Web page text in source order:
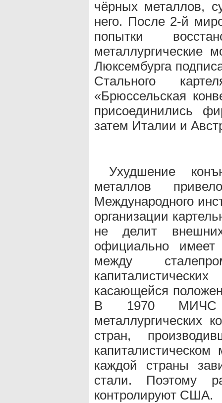
чёрных металлов,
него. После 2-й
попытки
металлургические
Люксембурга
Стального
«Брюссельская
присоединились
затем Италии и
Ухудшение
металлов
Международного
организации
не делит
официально имеет
между
касающейся
В 1970 МИЧС
металлургических
стран,
каждой страны
стали. Поэтому
контролируют США.